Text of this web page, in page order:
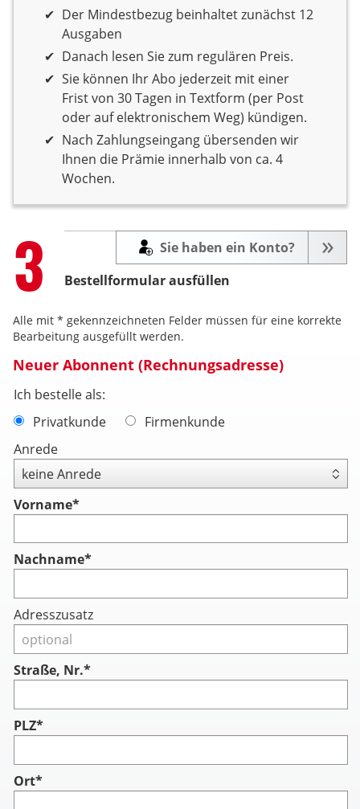
12 Monate Laufzeit
Der Mindestbezug beinhaltet zunächst 12
Ausgaben
Danach lesen Sie zum regulären Preis.
Sie können Ihr Abo jederzeit mit einer
Frist von 30 Tagen in Textform (per Post
oder auf elektronischem Weg) kündigen.
Nach Zahlungseingang übersenden wir
Ihnen die Prämie innerhalb von ca. 4
Wochen.
Step
3 Bestellformular ausfüllen
Sie haben ein Konto?
Alle mit * gekennzeichneten Felder müssen für eine korrekte
Bearbeitung ausgefüllt werden.
Neuer Abonnent (Rechnungsadresse)
Ich bestelle als:
Privatkunde
Firmenkunde
Anrede
Vorname*
Nachname*
Adresszusatz
Straße, Nr.*
PLZ*
Ort*